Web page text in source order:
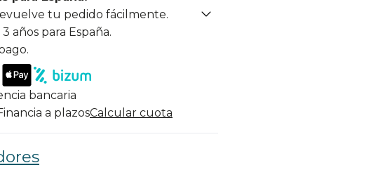
tu pedido fácilmente.
años para España.
bancaria
a plazosCalcular cuota